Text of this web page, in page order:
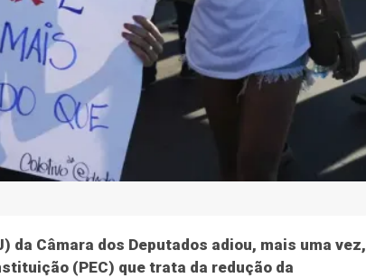
Câmara dos Deputados adiou, mais uma vez,
(PEC) que trata da redução da